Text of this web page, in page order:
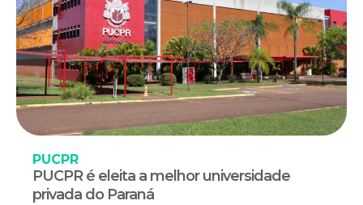
PUCPR
PUCPR é eleita a melhor universidade
privada do Paraná